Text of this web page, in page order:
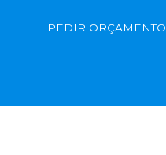
PEDIR ORÇAMENTO